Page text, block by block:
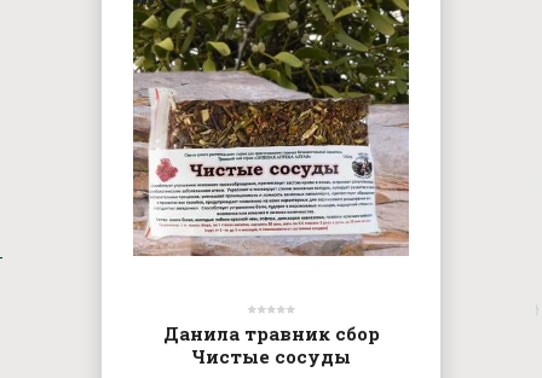
Данила травник сбор
Чистые сосуды